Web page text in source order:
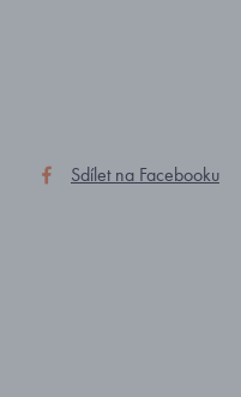
Sdílet na Facebooku